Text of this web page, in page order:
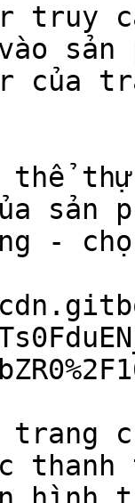
truy
sản
của
thể
sản
-
trang
thanh